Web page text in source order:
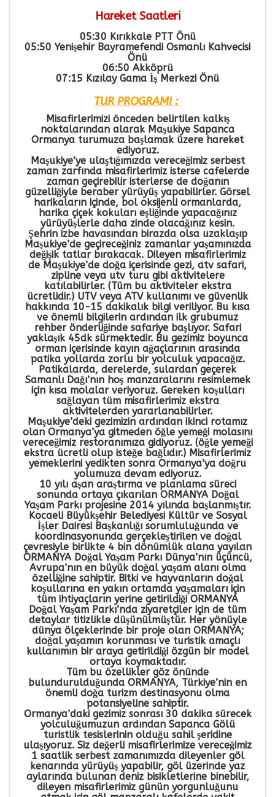
ÇEREZ KULLANIM AYARLARINIZ
Çerez tercihlerinizibelirleyin.
Daha fazla bilgi içinKVKK bilgilendirmemizi,çerez kullanım
vegizlilik koşullarınıinceleyebilirsiniz.
Zorunlu Çerezler HER ZAMAN AKTIF
Hareket Saatleri
05:30 Kırıkkale PTT Önü
05:50 Yenişehir Bayramefendi Osmanlı Kahvecisi
Önü
06:50 Akköprü
07:15 Kızılay Gama İş Merkezi Önü
TUR PROGRAMI :
Misafirlerimizi önceden belirtilen kalkış
noktalarından alarak Maşukiye Sapanca
Ormanya turumuza başlamak üzere hareket
ediyoruz.
Maşukiye’ye ulaştığımızda vereceğimiz serbest
zaman zarfında misafirlerimiz isterse cafelerde
zaman geçirebilir isterlerse de doğanın
güzelliğiyle beraber yürüyüş yapabilirler. Görsel
harikaların içinde, bol oksijenli ormanlarda,
harika çiçek kokuları eşliğinde yapacağınız
yürüyüşlerle daha zinde olacağınız kesin.
Şehrin izbe havasından birazda olsa uzaklaşıp
Maşukiye’de geçireceğiniz zamanlar yaşamınızda
değişik tatlar bırakacak. Dileyen misafirlerimiz
de Maşukiye’de doğa içerisinde gezi, atv safari,
zipline veya utv turu gibi aktivitelere
katılabilirler. (Tüm bu aktiviteler ekstra
ücretlidir.) UTV veya ATV kullanımı ve güvenlik
hakkında 10-15 dakikalık bilgi veriliyor. Bu kısa
ve önemli bilgilerin ardından ilk grubumuz
rehber önderliğinde safariye başlıyor. Safari
yaklaşık 45dk sürmektedir. Bu gezimiz boyunca
orman içerisinde kayın ağaçlarının arasında
patika yollarda zorlu bir yolculuk yapacağız.
Patikalarda, derelerde, sulardan geçerek
Samanlı Dağı’nın hoş manzaralarını resimlemek
için kısa molalar veriyoruz. Gereken koşulları
sağlayan tüm misafirlerimiz ekstra
aktivitelerden yararlanabilirler.
Maşukiye’deki gezimizin ardından ikinci rotamız
olan Ormanya’ya gitmeden öğle yemeği molasını
vereceğimiz restoranımıza gidiyoruz. (öğle yemeği
ekstra ücretli olup isteğe bağlıdır.) Misafirlerimiz
yemeklerini yedikten sonra Ormanya’ya doğru
yolumuza devam ediyoruz.
10 yılı aşan araştırma ve planlama süreci
sonunda ortaya çıkarılan ORMANYA Doğal
Yaşam Parkı projesine 2014 yılında başlanmıştır.
Kocaeli Büyükşehir Belediyesi Kültür ve Sosyal
İşler Dairesi Başkanlığı sorumluluğunda ve
koordinasyonunda gerçekleştirilen ve doğal
çevresiyle birlikte 4 bin dönümlük alana yayılan
ORMANYA Doğal Yaşam Parkı Dünya’nın üçüncü,
Avrupa’nın en büyük doğal yaşam alanı olma
özelliğine sahiptir. Bitki ve hayvanların doğal
koşullarına en yakın ortamda yaşamaları için
tüm ihtiyaçların yerine getirildiği ORMANYA
Doğal Yaşam Parkı’nda ziyaretçiler için de tüm
detaylar titizlikle düşünülmüştür. Her yönüyle
dünya ölçeklerinde bir proje olan ORMANYA;
doğal yaşamın korunması ve turistik amaçlı
kullanımın bir araya getirildiği özgün bir model
ortaya koymaktadır.
Tüm bu özellikler göz önünde
bulundurulduğunda ORMANYA, Türkiye’nin en
önemli doğa turizm destinasyonu olma
potansiyeline sahiptir.
Ormanya’daki gezimiz sonrası 30 dakika sürecek
yolculuğumuzun ardından Sapanca Gölü
turistlik tesislerinin olduğu sahil şeridine
ulaşıyoruz. Siz değerli misafirlerimize vereceğimiz
1 saatlik serbest zamanımızda dileyenler göl
kenarında yürüyüş yapabilir, göl üzerinde yaz
aylarında bulunan deniz bisikletlerine binebilir,
dileyen misafirlerimiz günün yorgunluğunu